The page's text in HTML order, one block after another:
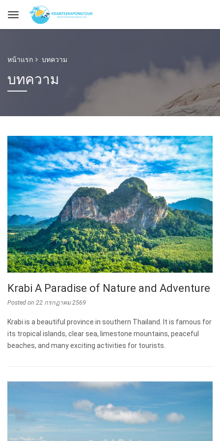
หน้าแรก บทความ
บทความ
Krabi A Paradise of Nature and Adventure
Posted on 22 กรกฎาคม 2569
Krabi is a beautiful province in southern Thailand. It is famous for
its tropical islands, clear sea, limestone mountains, peaceful
beaches, and many exciting activities for tourists.